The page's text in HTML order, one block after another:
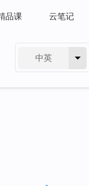
品课 云笔记
中英